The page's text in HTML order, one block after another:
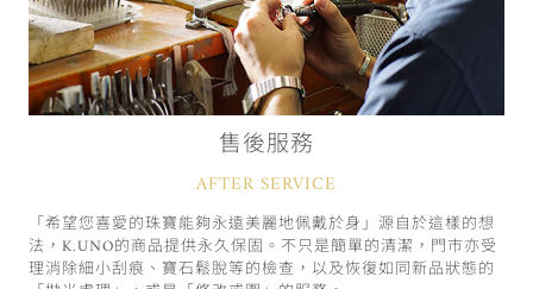
售後服務
AFTER SERVICE
「希望您喜愛的珠寶能夠永遠美麗地佩戴於身」源自於這樣的想
法，K.UNO的商品提供永久保固。不只是簡單的清潔，門市亦受
理消除細小刮痕、寶石鬆脫等的檢查，以及恢復如同新品狀態的